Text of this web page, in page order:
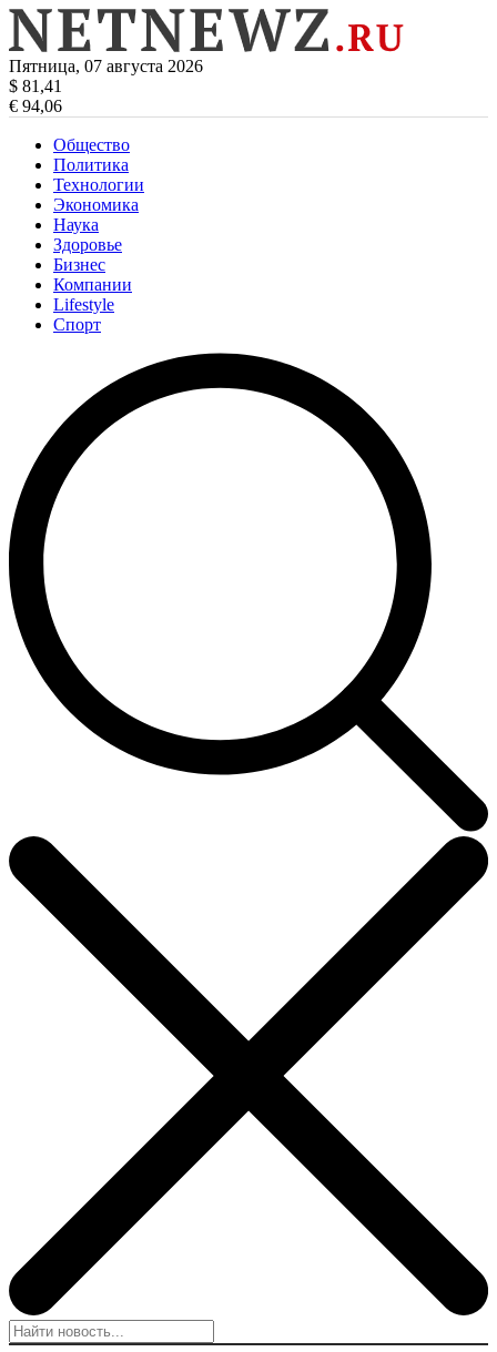
Пятница, 07 августа 2026
$ 81,41
€ 94,06
Общество
Политика
Технологии
Экономика
Наука
Здоровье
Бизнес
Компании
Lifestyle
Спорт